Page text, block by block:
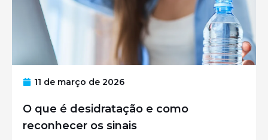
11 de março de 2026
O que é desidratação e como
reconhecer os sinais